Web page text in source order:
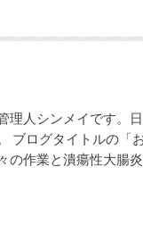
理人シンメイです。
ブログタイトルの「
の作業と潰瘍性大腸